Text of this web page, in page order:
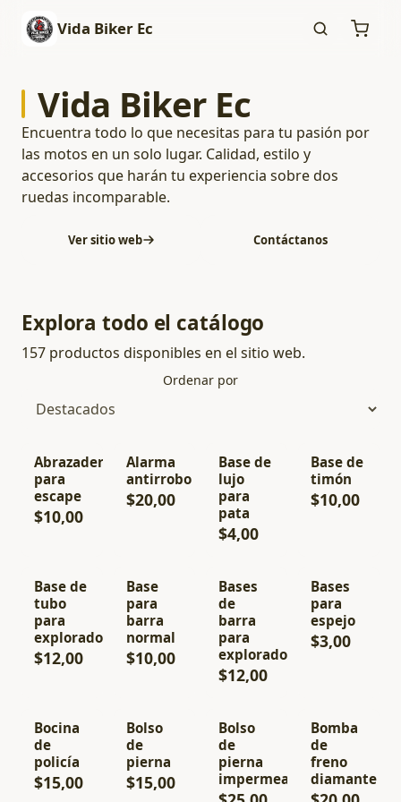
Vida Biker Ec
Vida Biker Ec
Encuentra todo lo que necesitas para tu pasión por
las motos en un solo lugar. Calidad, estilo y
accesorios que harán tu experiencia sobre dos
ruedas incomparable.
Ver sitio web Contáctanos
Explora todo el catálogo
157 productos disponibles en el sitio web.
Ordenar por
Abrazadera
para
escape
$10,00
Alarma
antirrobo
$20,00
Base de
lujo
para
pata
$4,00
Base de
timón
$10,00
Base de
tubo
para
exploradoras
$12,00
Base
para
barra
normal
$10,00
Bases
de
barra
para
exploradoras
$12,00
Bases
para
espejo
$3,00
Bocina
de
policía
$15,00
Bolso
de
pierna
$15,00
Bolso
de
pierna
impermeable
Bomba
de
freno
diamante